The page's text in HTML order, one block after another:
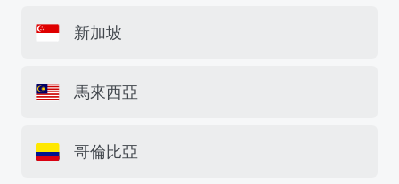
新加坡
馬來西亞
哥倫比亞